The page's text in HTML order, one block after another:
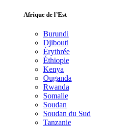
Afrique de l’Est
Burundi
Djibouti
Érythrée
Éthiopie
Kenya
Ouganda
Rwanda
Somalie
Soudan
Soudan du Sud
Tanzanie